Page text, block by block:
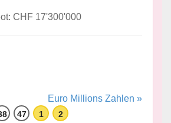
CHF 17'300'000
Euro Millions Zahlen »
47 1 2